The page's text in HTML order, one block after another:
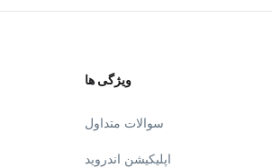
ویژگی ها
سوالات متداول
اپلیکیشن اندروید